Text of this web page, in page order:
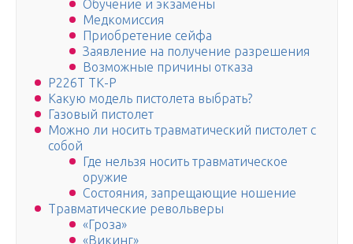
Обучение и экзамены
Медкомиссия
Приобретение сейфа
Заявление на получение разрешения
Возможные причины отказа
Р226Т ТК-Р
Какую модель пистолета выбрать?
Газовый пистолет
Можно ли носить травматический пистолет с
собой
Где нельзя носить травматическое
оружие
Состояния, запрещающие ношение
Травматические револьверы
«Гроза»
«Викинг»